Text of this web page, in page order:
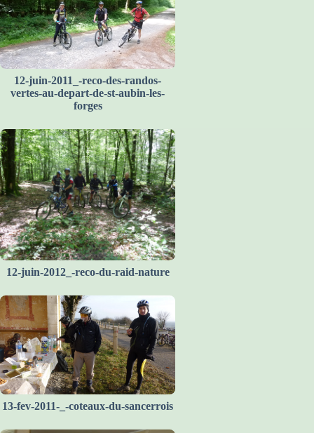
12-juin-2011_-reco-des-randos-
vertes-au-depart-de-st-aubin-les-
forges
12-juin-2012_-reco-du-raid-nature
13-fev-2011-_-coteaux-du-sancerrois